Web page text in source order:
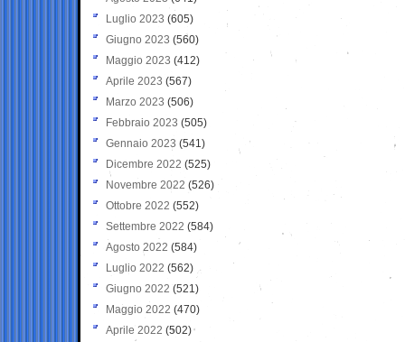
Luglio 2023 (605)
Giugno 2023 (560)
Maggio 2023 (412)
Aprile 2023 (567)
Marzo 2023 (506)
Febbraio 2023 (505)
Gennaio 2023 (541)
Dicembre 2022 (525)
Novembre 2022 (526)
Ottobre 2022 (552)
Settembre 2022 (584)
Agosto 2022 (584)
Luglio 2022 (562)
Giugno 2022 (521)
Maggio 2022 (470)
Aprile 2022 (502)